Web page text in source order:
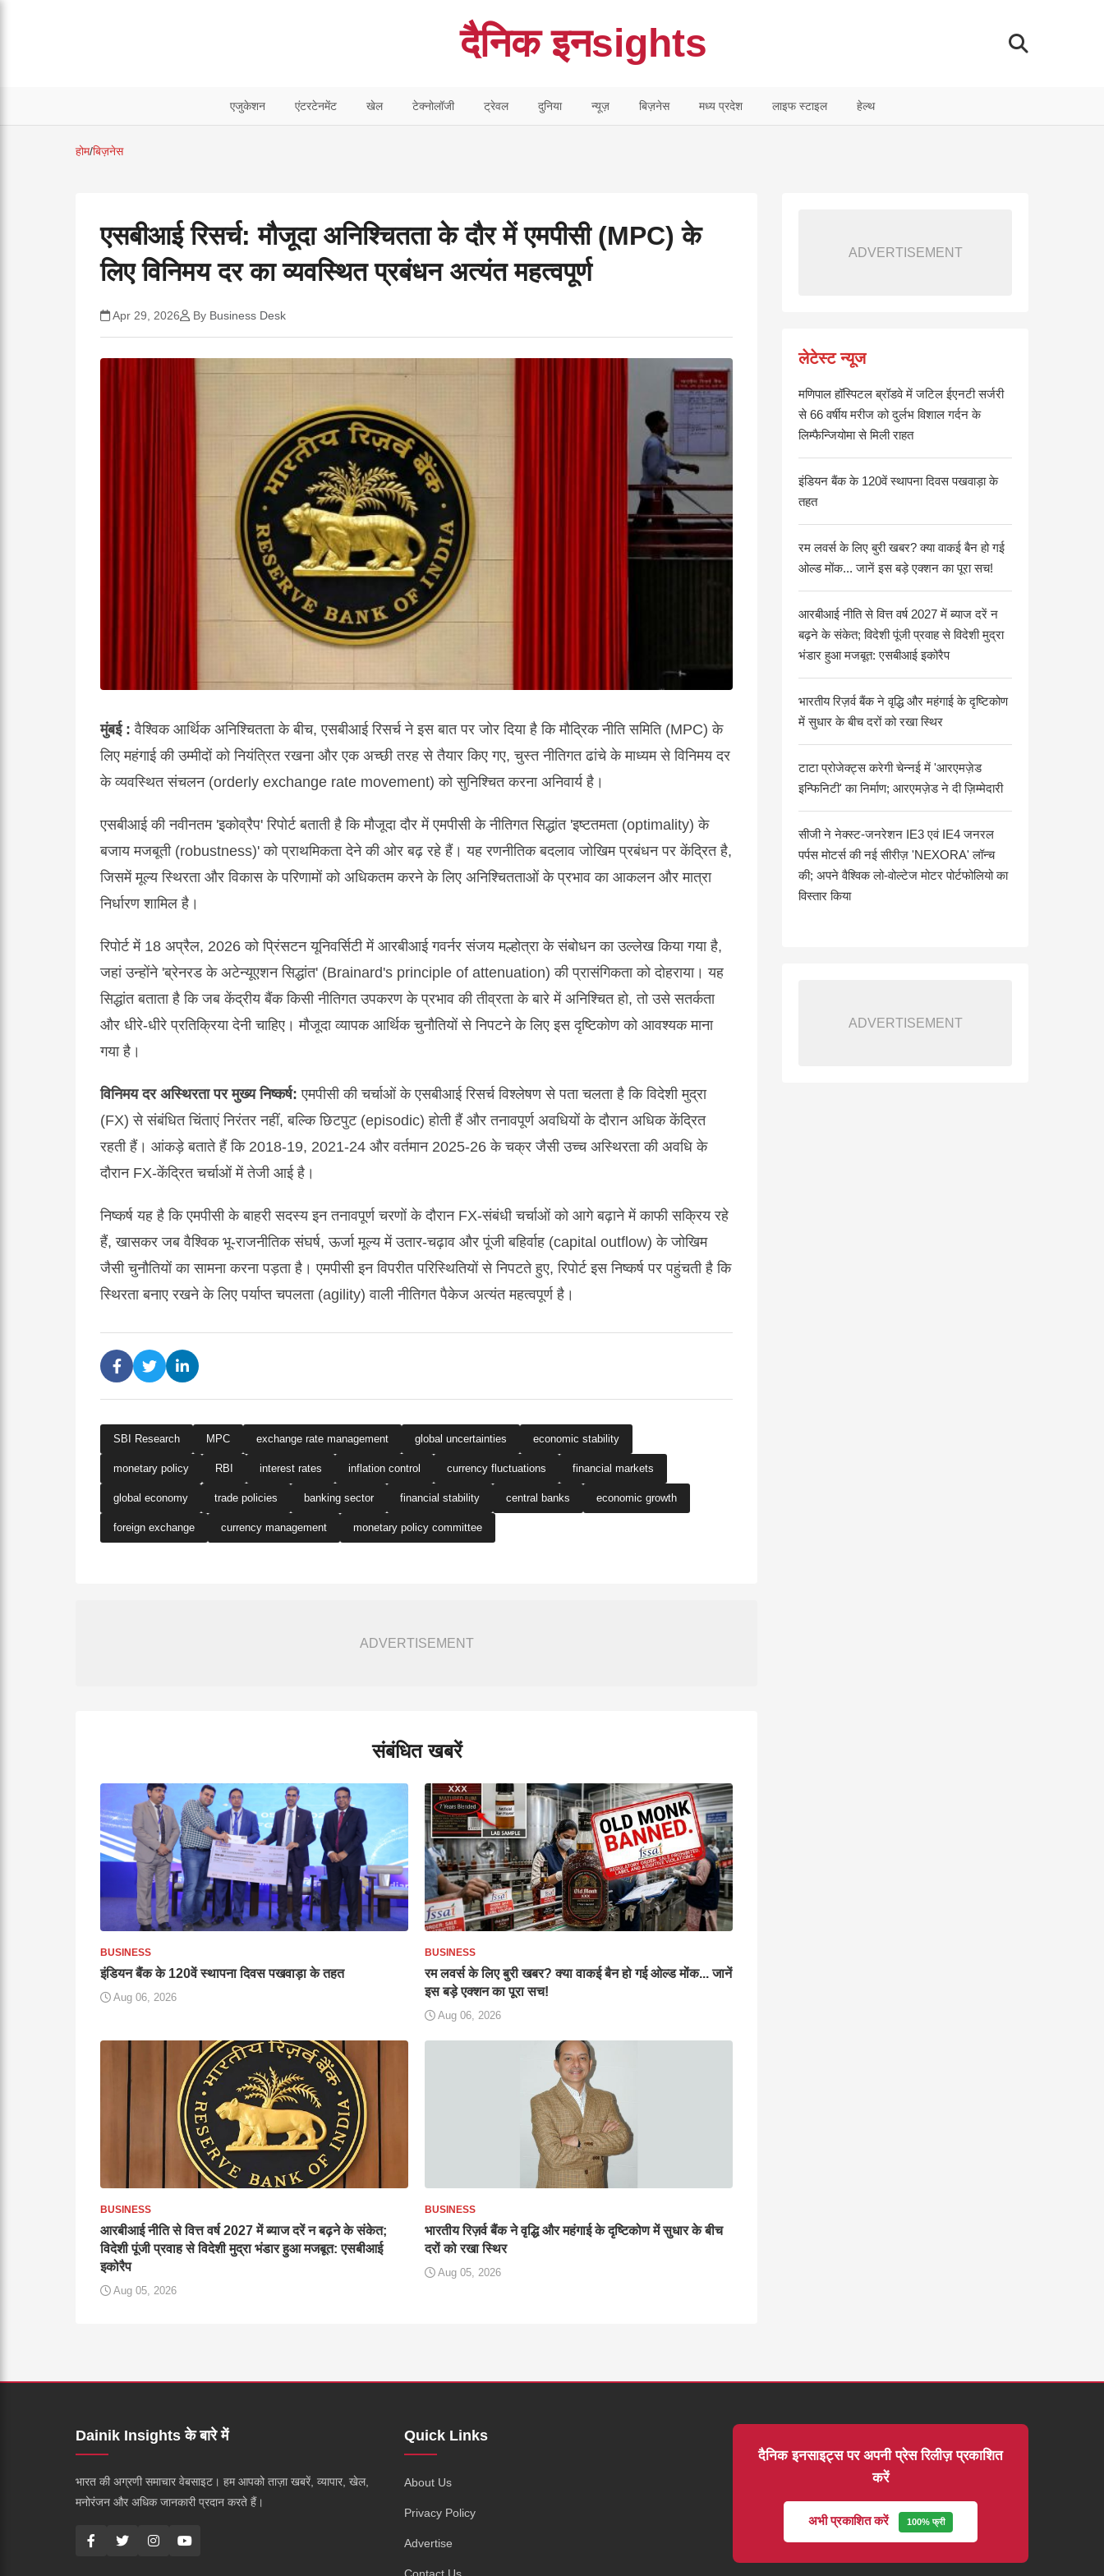
दैनिक इनsights
एजुकेशन एंटरटेनमेंट खेल टेक्नोलॉजी ट्रेवल दुनिया न्यूज़ बिज़नेस मध्य प्रदेश लाइफ स्टाइल हेल्थ
होम/बिज़नेस
एसबीआई रिसर्च: मौजूदा अनिश्चितता के दौर में एमपीसी (MPC) के
लिए विनिमय दर का व्यवस्थित प्रबंधन अत्यंत महत्वपूर्ण
Apr 29, 2026 By Business Desk
मुंबई : वैश्विक आर्थिक अनिश्चितता के बीच, एसबीआई रिसर्च ने इस बात पर जोर दिया है कि मौद्रिक नीति समिति (MPC) के
लिए महंगाई की उम्मीदों को नियंत्रित रखना और एक अच्छी तरह से तैयार किए गए, चुस्त नीतिगत ढांचे के माध्यम से विनिमय दर
के व्यवस्थित संचलन (orderly exchange rate movement) को सुनिश्चित करना अनिवार्य है।
एसबीआई की नवीनतम 'इकोव्रैप' रिपोर्ट बताती है कि मौजूदा दौर में एमपीसी के नीतिगत सिद्धांत 'इष्टतमता (optimality) के
बजाय मजबूती (robustness)' को प्राथमिकता देने की ओर बढ़ रहे हैं। यह रणनीतिक बदलाव जोखिम प्रबंधन पर केंद्रित है,
जिसमें मूल्य स्थिरता और विकास के परिणामों को अधिकतम करने के लिए अनिश्चितताओं के प्रभाव का आकलन और मात्रा
निर्धारण शामिल है।
रिपोर्ट में 18 अप्रैल, 2026 को प्रिंसटन यूनिवर्सिटी में आरबीआई गवर्नर संजय मल्होत्रा के संबोधन का उल्लेख किया गया है,
जहां उन्होंने 'ब्रेनरड के अटेन्यूएशन सिद्धांत' (Brainard's principle of attenuation) की प्रासंगिकता को दोहराया। यह
सिद्धांत बताता है कि जब केंद्रीय बैंक किसी नीतिगत उपकरण के प्रभाव की तीव्रता के बारे में अनिश्चित हो, तो उसे सतर्कता
और धीरे-धीरे प्रतिक्रिया देनी चाहिए। मौजूदा व्यापक आर्थिक चुनौतियों से निपटने के लिए इस दृष्टिकोण को आवश्यक माना
गया है।
विनिमय दर अस्थिरता पर मुख्य निष्कर्ष: एमपीसी की चर्चाओं के एसबीआई रिसर्च विश्लेषण से पता चलता है कि विदेशी मुद्रा
(FX) से संबंधित चिंताएं निरंतर नहीं, बल्कि छिटपुट (episodic) होती हैं और तनावपूर्ण अवधियों के दौरान अधिक केंद्रित
रहती हैं। आंकड़े बताते हैं कि 2018-19, 2021-24 और वर्तमान 2025-26 के चक्र जैसी उच्च अस्थिरता की अवधि के
दौरान FX-केंद्रित चर्चाओं में तेजी आई है।
निष्कर्ष यह है कि एमपीसी के बाहरी सदस्य इन तनावपूर्ण चरणों के दौरान FX-संबंधी चर्चाओं को आगे बढ़ाने में काफी सक्रिय रहे
हैं, खासकर जब वैश्विक भू-राजनीतिक संघर्ष, ऊर्जा मूल्य में उतार-चढ़ाव और पूंजी बहिर्वाह (capital outflow) के जोखिम
जैसी चुनौतियों का सामना करना पड़ता है। एमपीसी इन विपरीत परिस्थितियों से निपटते हुए, रिपोर्ट इस निष्कर्ष पर पहुंचती है कि
स्थिरता बनाए रखने के लिए पर्याप्त चपलता (agility) वाली नीतिगत पैकेज अत्यंत महत्वपूर्ण है।
SBI Research MPC exchange rate management global uncertainties economic stability
monetary policy RBI interest rates inflation control currency fluctuations financial markets
global economy trade policies banking sector financial stability central banks economic growth
foreign exchange currency management monetary policy committee
ADVERTISEMENT
संबंधित खबरें
BUSINESS
इंडियन बैंक के 120वें स्थापना दिवस पखवाड़ा के तहत
Aug 06, 2026
BUSINESS
रम लवर्स के लिए बुरी खबर? क्या वाकई बैन हो गई ओल्ड मोंक... जानें
इस बड़े एक्शन का पूरा सच!
Aug 06, 2026
BUSINESS
आरबीआई नीति से वित्त वर्ष 2027 में ब्याज दरें न बढ़ने के संकेत;
विदेशी पूंजी प्रवाह से विदेशी मुद्रा भंडार हुआ मजबूत: एसबीआई
इकोरैप
Aug 05, 2026
BUSINESS
भारतीय रिज़र्व बैंक ने वृद्धि और महंगाई के दृष्टिकोण में सुधार के बीच
दरों को रखा स्थिर
Aug 05, 2026
ADVERTISEMENT
लेटेस्ट न्यूज
मणिपाल हॉस्पिटल ब्रॉडवे में जटिल ईएनटी सर्जरी
से 66 वर्षीय मरीज को दुर्लभ विशाल गर्दन के
लिम्फैन्जियोमा से मिली राहत
इंडियन बैंक के 120वें स्थापना दिवस पखवाड़ा के
तहत
रम लवर्स के लिए बुरी खबर? क्या वाकई बैन हो गई
ओल्ड मोंक... जानें इस बड़े एक्शन का पूरा सच!
आरबीआई नीति से वित्त वर्ष 2027 में ब्याज दरें न
बढ़ने के संकेत; विदेशी पूंजी प्रवाह से विदेशी मुद्रा
भंडार हुआ मजबूत: एसबीआई इकोरैप
भारतीय रिज़र्व बैंक ने वृद्धि और महंगाई के दृष्टिकोण
में सुधार के बीच दरों को रखा स्थिर
टाटा प्रोजेक्ट्स करेगी चेन्नई में 'आरएमज़ेड
इन्फिनिटी' का निर्माण; आरएमज़ेड ने दी ज़िम्मेदारी
सीजी ने नेक्स्ट-जनरेशन IE3 एवं IE4 जनरल
पर्पस मोटर्स की नई सीरीज़ 'NEXORA' लॉन्च
की; अपने वैश्विक लो-वोल्टेज मोटर पोर्टफोलियो का
विस्तार किया
ADVERTISEMENT
Dainik Insights के बारे में
भारत की अग्रणी समाचार वेबसाइट। हम आपको ताज़ा खबरें, व्यापार, खेल,
मनोरंजन और अधिक जानकारी प्रदान करते हैं।
Quick Links
About Us
Privacy Policy
Advertise
दैनिक इनसाइट्स पर अपनी प्रेस रिलीज़ प्रकाशित
करें
अभी प्रकाशित करें 100% फ्री